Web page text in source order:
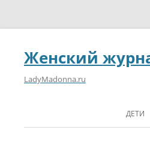
Женский
LadyMadonna.ru
ДЕТИ